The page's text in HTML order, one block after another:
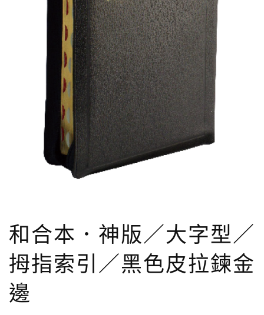
和合本．神版／大字型／
拇指索引／黑色皮拉鍊金
邊